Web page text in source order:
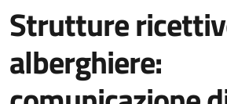
Strutture
alberghiere: